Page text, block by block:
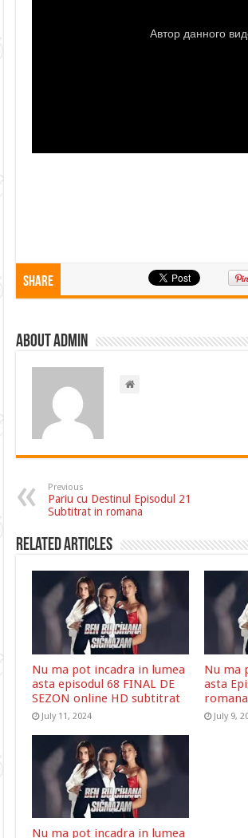
Share
About admin
Previous
Pariu cu Destinul Episodul 21
Subtitrat in romana
Related Articles
Nu ma pot incadra in lumea
asta episodul 68 FINAL DE
SEZON online HD subtitrat
July 11, 2024
Nu ma
asta
romana
July 9,
Nu ma pot incadra in lumea